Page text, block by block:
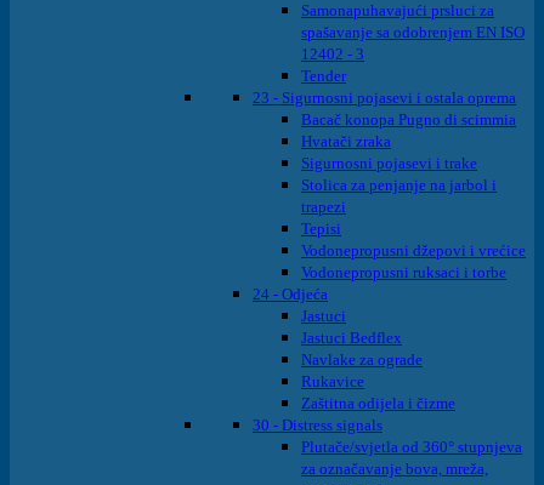
Samonapuhavajući prsluci za
spašavanje sa odobrenjem EN ISO
12402 - 3
Tender
23 - Sigurnosni pojasevi i ostala oprema
Bacač konopa Pugno di scimmia
Hvatači zraka
Sigurnosni pojasevi i trake
Stolica za penjanje na jarbol i
trapezi
Tepisi
Vodonepropusni džepovi i vrećice
Vodonepropusni ruksaci i torbe
24 - Odjeća
Jastuci
Jastuci Bedflex
Navlake za ograde
Rukavice
Zaštitna odijela i čizme
30 - Distress signals
Plutače/svjetla od 360° stupnjeva
za označavanje bova, mreža,